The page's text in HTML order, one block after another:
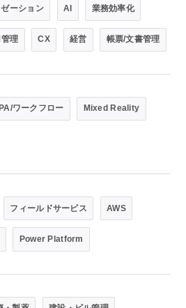
ーション AI 業務効率化
理 CX 経営 帳票/文書管理
ワークフロー Mixed Reality
フィールドサービス AWS
Power Platform